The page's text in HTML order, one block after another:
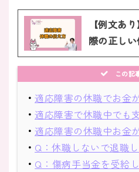
【例文あ
際の正し
この記
・ 適応障害の休職でお金
・ 適応障害で休職中でも
・ 適応障害の休職中お金
・ Q：休職しないで退職
・ Q：傷病手当金を受給